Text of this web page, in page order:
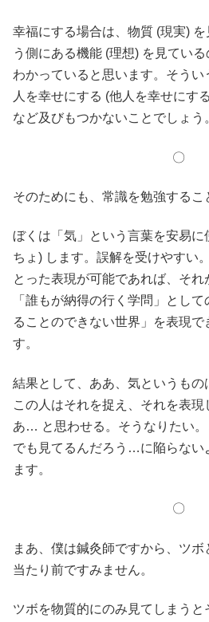
幸福にする場合は、物質 (現実)
う側にある機能 (理想) を見てい
わかっていると思います。そうい
人を幸せにする (他人を幸せにす
など及びもつかないことでしょう
〇
そのためにも、常識を勉強するこ
ぼくは「気」という言葉を安易に
ちょ) します。誤解を受けやすい
とった表現が可能であれば、それ
「誰もが納得の行く学問」とし
ることのできない世界」を表現で
す。
結果として、ああ、気というもの
この人はそれを捉え、それを表
あ… と思わせる。そうなりたい
でも見てるんだろう…に陥らない
ます。
〇
まあ、僕は鍼灸師ですから、ツボ
当たり前ですみません。
ツボを物質的にのみ見てしまうと